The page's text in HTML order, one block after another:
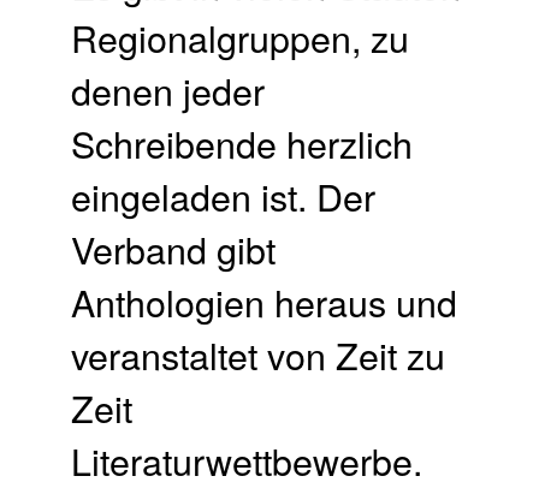
Regionalgruppen, zu
denen jeder
Schreibende herzlich
eingeladen ist. Der
Verband gibt
Anthologien heraus und
veranstaltet von Zeit zu
Zeit
Literaturwettbewerbe.